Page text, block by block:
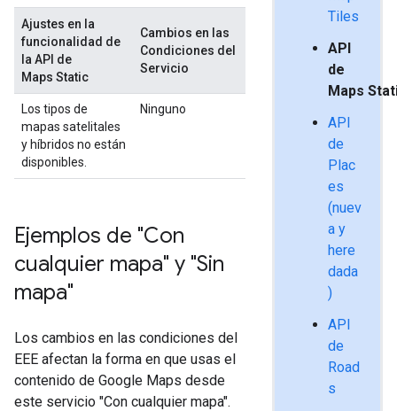
Tiles
API
de
Maps
API
de
Plac
es
(nuev
a y
here
dada
)
API
de
Road
s
Ajustes en la
funcionalidad de
la API de
Maps Static
Cambios en las
Condiciones del
Servicio
Los tipos de
mapas satelitales
y híbridos no están
disponibles.
Ninguno
Ejemplos de "Con
cualquier mapa" y "Sin
mapa"
Los cambios en las condiciones del
EEE afectan la forma en que usas el
contenido de Google Maps desde
este servicio "Con cualquier mapa".